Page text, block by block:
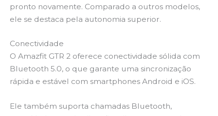
pronto novamente. Comparado a outros modelos,
ele se destaca pela autonomia superior.
Conectividade
O Amazfit GTR 2 oferece conectividade sólida com
Bluetooth 5.0, o que garante uma sincronização
rápida e estável com smartphones Android e iOS.
Ele também suporta chamadas Bluetooth,